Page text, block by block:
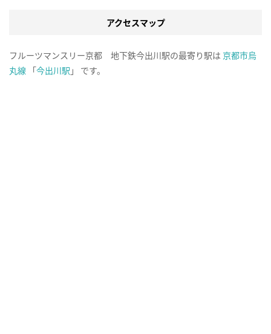
アクセスマップ
フルーツマンスリー京都 地下鉄今出川駅の最寄り駅は 京都市烏
丸線 「今出川駅 」 です。